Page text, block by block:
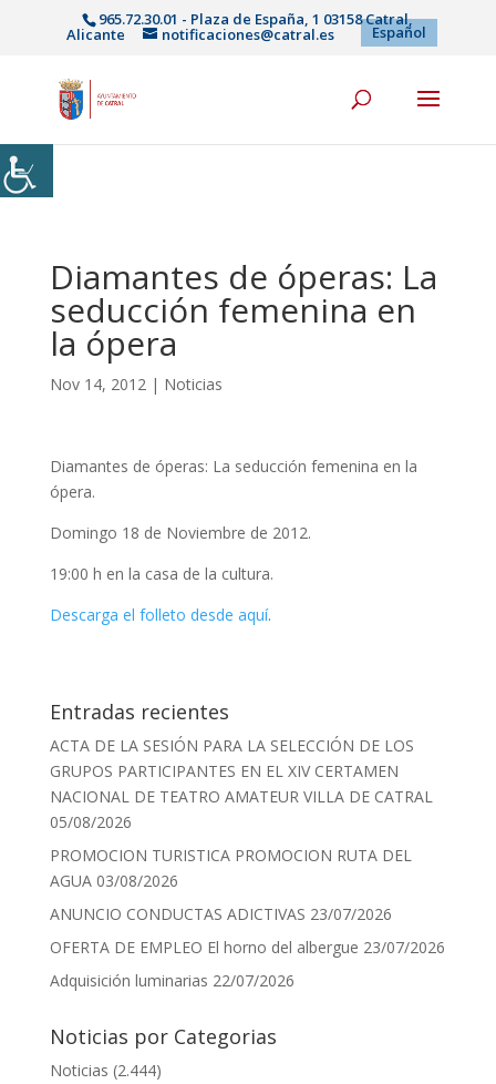
965.72.30.01 - Plaza de España, 1 03158 Catral,
Alicante notificaciones@catral.es Español
Diamantes de óperas: La
seducción femenina en
la ópera
Nov 14, 2012| Noticias
Diamantes de óperas: La seducción femenina en la
ópera.
Domingo 18 de Noviembre de 2012.
19:00 h en la casa de la cultura.
Descarga el folleto desde aquí.
Entradas recientes
ACTA DE LA SESIÓN PARA LA SELECCIÓN DE LOS
GRUPOS PARTICIPANTES EN EL XIV CERTAMEN
NACIONAL DE TEATRO AMATEUR VILLA DE CATRAL
05/08/2026
PROMOCION TURISTICA PROMOCION RUTA DEL
AGUA 03/08/2026
ANUNCIO CONDUCTAS ADICTIVAS 23/07/2026
OFERTA DE EMPLEO El horno del albergue 23/07/2026
Adquisición luminarias 22/07/2026
Noticias por Categorias
Noticias (2.444)